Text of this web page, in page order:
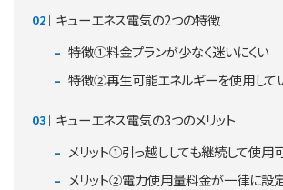
キューエネス電気の2つの特徴
特徴①料金プランが少なく迷いにくい
特徴②再生可能エネルギーを使用して
キューエネス電気の3つのメリット
メリット①引っ越ししても継続して使用
メリット②電力使用量料金が一律に設